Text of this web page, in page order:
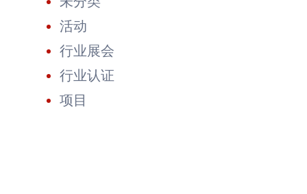
榜
单，
开
启
全
球
光
卓
活动
行业展会
行业认证
项目